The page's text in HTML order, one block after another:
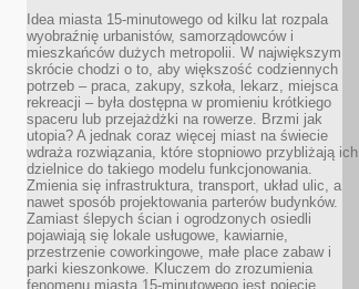
Idea miasta 15-minutowego od kilku lat rozpala
wyobraźnię urbanistów, samorządowców i
mieszkańców dużych metropolii. W największym
skrócie chodzi o to, aby większość codziennych
potrzeb – praca, zakupy, szkoła, lekarz, miejsca
rekreacji – była dostępna w promieniu krótkiego
spaceru lub przejażdżki na rowerze. Brzmi jak
utopia? A jednak coraz więcej miast na świecie
wdraża rozwiązania, które stopniowo przybliżają ich
dzielnice do takiego modelu funkcjonowania.
Zmienia się infrastruktura, transport, układ ulic, a
nawet sposób projektowania parterów budynków.
Zamiast ślepych ścian i ogrodzonych osiedli
pojawiają się lokale usługowe, kawiarnie,
przestrzenie coworkingowe, małe place zabaw i
parki kieszonkowe. Kluczem do zrozumienia
fenomenu miasta 15-minutowego jest pojęcie